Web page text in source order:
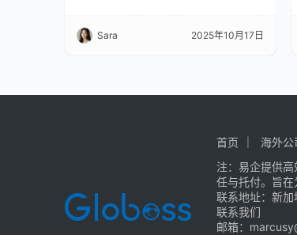
Sara 2025年10月17日
首页 海外公
注：易企提供
任与托付。旨在
联系地址：新
联系我们
邮箱：